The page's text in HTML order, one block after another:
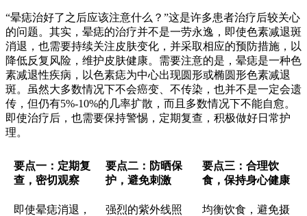
“晕痣治好了之后应该注意什么？”这是许多患者治疗后较关心
的问题。其实，晕痣的治疗并不是一劳永逸，即使色素减退斑
消退，也需要持续关注皮肤变化，并采取相应的预防措施，以
降低反复风险，维护皮肤健康。需要注意的是，晕痣是一种色
素减退性疾病，以色素痣为中心出现圆形或椭圆形色素减退
斑。虽然大多数情况下不会癌变、不传染，也并不是一定会遗
传，但仍有5%-10%的几率扩散，而且多数情况下不能自愈。
即使治疗后，也需要保持警惕，定期复查，积极做好日常护
理。
要点一：定期复
查，密切观察
要点二：防晒保
护，避免刺激
要点三：合理饮
食，保持身心健康
即使晕痣消退，
强烈的紫外线照
均衡饮食，避免摄